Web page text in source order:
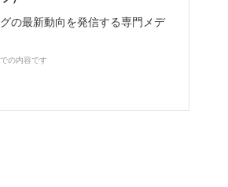
の最新動向を発信する専門メデ
の内容です